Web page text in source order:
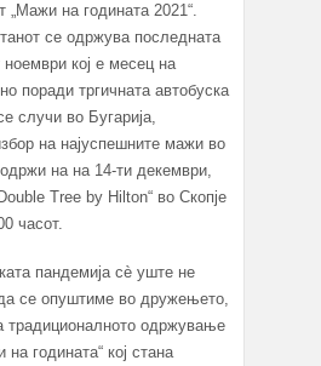
„Мажи на годината 2021“.
се одржува последната
кој е месец на
поради тргичната автобуска
случи во Бугарија,
на најуспешните мажи во
на на 14-ти декември,
Tree by Hilton“ во Скопје
часот.
пандемија сè уште не
се опуштиме во дружењето,
традиционалното одржување
годината“ кој стана